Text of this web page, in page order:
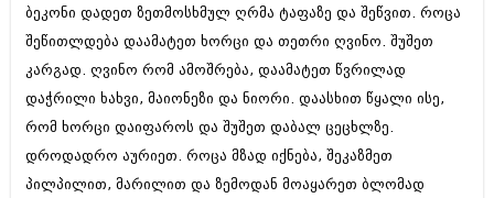
იანვარი 2016 (206)
დეკემბერი 2015 (207)
ოქტომბერი 2015 (204)
სექტემბერი 2015 (215)
აგვისტო 2015 (286)
ივლისი 2015 (173)
ივნისი 2015 (261)
მაისი 2015 (194)
ბეკონი დადეთ ზეთმოსხმულ ღრმა ტაფაზე და შეწვით. როცა
შეწითლდება დაამატეთ ხორცი და თეთრი ღვინო. შუშეთ
კარგად. ღვინო რომ ამოშრება, დაამატეთ წვრილად
დაჭრილი ხახვი, მაიონეზი და ნიორი. დაასხით წყალი ისე,
რომ ხორცი დაიფაროს და შუშეთ დაბალ ცეცხლზე.
დროდადრო აურიეთ. როცა მზად იქნება, შეკაზმეთ
პილპილით, მარილით და ზემოდან მოაყარეთ ბლომად